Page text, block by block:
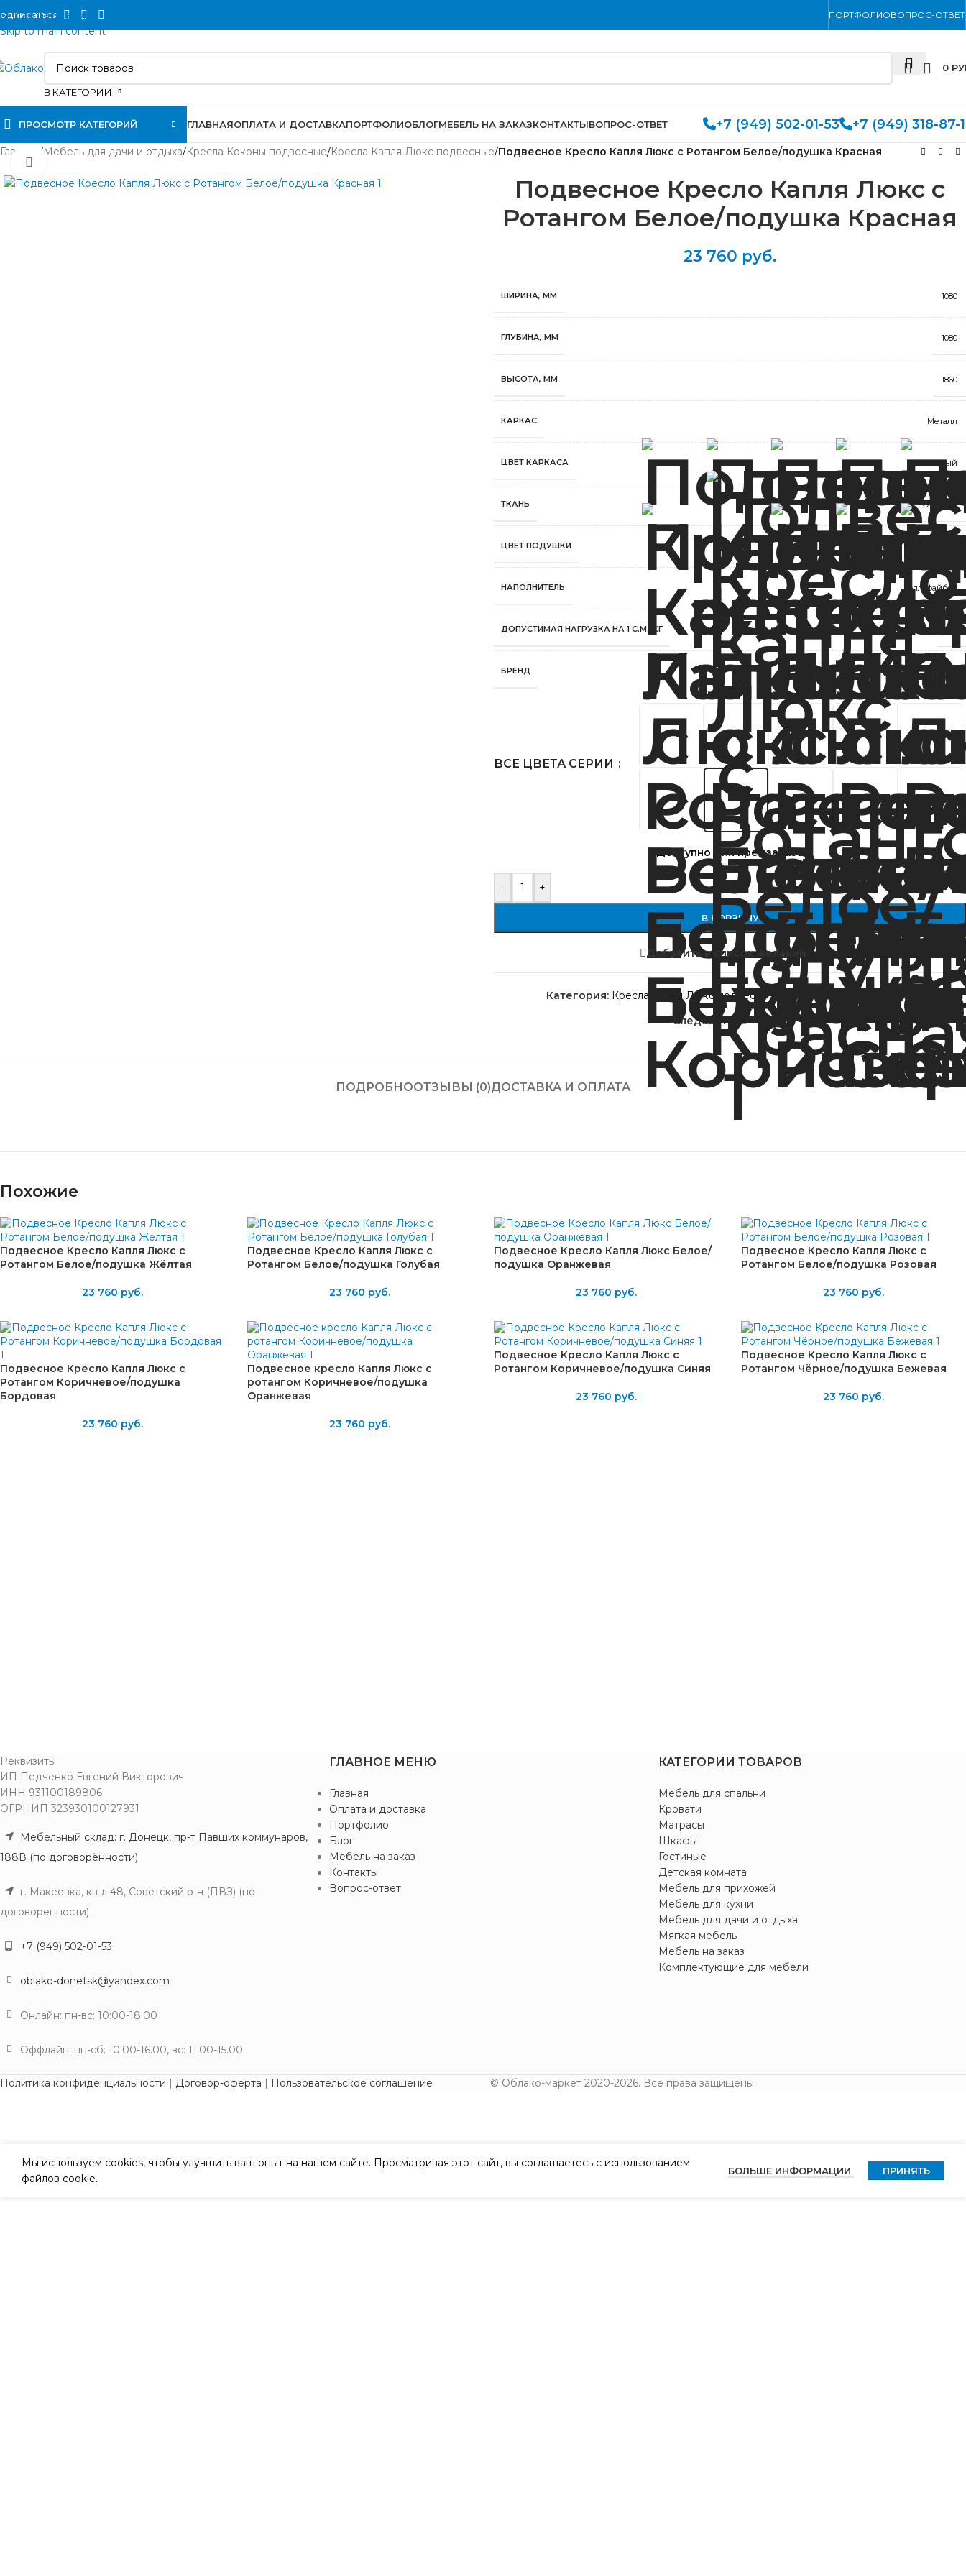
Skip to navigation
Skip to main content
ПОРТФОЛИОВОПРОС-ОТВЕТ
В КАТЕГОРИИ
0
ПРОСМОТР КАТЕГОРИЙ ГЛАВНАЯОПЛАТА И ДОСТАВКАПОРТФОЛИОБЛОГМЕБЕЛЬ НА ЗАКАЗКОНТАКТЫВОПРОС-ОТВЕТ +7 (949) 502-01-53 +7 (949) 318-87-
Главная /Мебель для дачи и отдыха/Кресла Коконы подвесные/Кресла Капля Люкс подвесные/Подвесное Кресло Капля Люкс с Ротангом Белое/подушка Красная
Подвесное Кресло Капля Люкс с
Ротангом Белое/подушка Красная
23 760 руб.
ШИРИНА, ММ 1080
ГЛУБИНА, ММ 1080
ВЫСОТА, ММ 1860
КАРКАС Металл
ЦВЕТ КАРКАСА Белый
ТКАНЬ Оксфорд
ЦВЕТ ПОДУШКИ
НАПОЛНИТЕЛЬ Холлофайбер
ДОПУСТИМАЯ НАГРУЗКА НА 1 С.М./КГ 120
БРЕНД М-Групп
ВСЕ ЦВЕТА СЕРИИ
Доступно для предзаказа
- +
В КОРЗИНУ
Добавить в список желаний
Категория: Кресла Капля Люкс подвесные Метка:
Мебель из ротанга
Следовать:
ПОДРОБНООТЗЫВЫ (0)ДОСТАВКА И ОПЛАТА
Похожие
Подвесное Кресло Капля Люкс с
Ротангом Белое/подушка Жёлтая
23 760 руб.
Подвесное Кресло Капля Люкс с
Ротангом Белое/подушка Голубая
23 760 руб.
Подвесное Кресло Капля Люкс Белое/
подушка Оранжевая
23 760 руб.
Подвесное Кресло Капля Люкс с
Ротангом Белое/подушка Розовая
23 760 руб.
Подвесное Кресло Капля Люкс с
Ротангом Коричневое/подушка
Бордовая
23 760 руб.
Подвесное кресло Капля Люкс с
ротангом Коричневое/подушка
Оранжевая
23 760 руб.
Подвесное Кресло Капля Люкс с
Ротангом Коричневое/подушка Синяя
23 760 руб.
Подвесное Кресло Капля Люкс с
Ротангом Чёрное/подушка Бежевая
23 760 руб.
Реквизиты:
ИП Педченко Евгений Викторович
ИНН 931100189806
ОГРНИП 323930100127931
Мебельный склад: г. Донецк, пр-т Павших коммунаров,
188В (по договорённости)
г. Макеевка, кв-л 48, Советский р-н (ПВЗ) (по
договорённости)
+7 (949) 502-01-53
oblako-donetsk@yandex.com
Онлайн: пн-вс: 10:00-18:00
Оффлайн: пн-сб: 10.00-16.00, вс: 11.00-15.00
ГЛАВНОЕ МЕНЮ
Главная
Оплата и доставка
Портфолио
Блог
Мебель на заказ
Контакты
Вопрос-ответ
КАТЕГОРИИ ТОВАРОВ
Мебель для спальни
Кровати
Матрасы
Шкафы
Гостиные
Детская комната
Мебель для прихожей
Мебель для кухни
Мебель для дачи и отдыха
Мягкая мебель
Мебель на заказ
Комплектующие для мебели
Политика конфиденциальности | Договор-оферта | Пользовательское соглашение © Облако-маркет 2020-2026. Все права защищены.
Мы используем cookies, чтобы улучшить ваш опыт на нашем сайте. Просматривая этот сайт, вы соглашаетесь с использованием
файлов cookie.
БОЛЬШЕ ИНФОРМАЦИИ ПРИНЯТЬ